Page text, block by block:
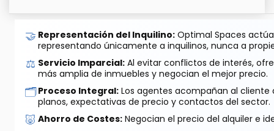
🤝 Representación del Inquilino: Optimal Spaces
representando únicamente a inquilinos, nunca a
⚖️ Servicio Imparcial: Al evitar conflictos de interés,
más amplia de inmuebles y negocian el mejor precio.
🗂️Proceso Integral: Los agentes acompañan al
planos, expectativas de precio y contactos del sector.
🐷 Ahorro de Costes: Negocian el precio del alquiler e